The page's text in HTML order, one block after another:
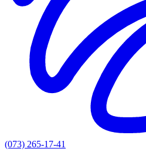
(073) 265-17-41